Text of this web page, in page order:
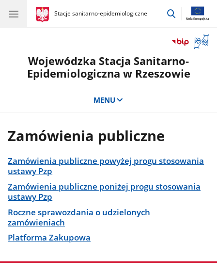
gov.pl
Stacje sanitarno-epidemiologiczne
gov.pl
Stacje
przejdź
okno
Wojewódzka Stacja Sanitarno-
Epidemiologiczna w Rzeszowie
MENU
Zamówienia publiczne
Zamówienia publiczne powyżej progu stosowania
ustawy Pzp
Zamówienia publiczne poniżej progu stosowania
ustawy Pzp
Roczne sprawozdania o udzielonych
zamówieniach
Platforma Zakupowa